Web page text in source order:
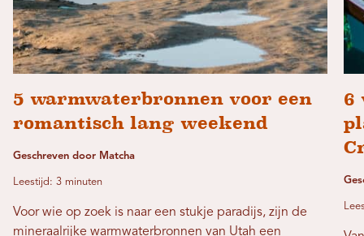
5 warmwaterbronnen voor een
romantisch lang weekend
Geschreven door Matcha
Leestijd: 3 minuten
Voor wie op zoek is naar een stukje paradijs, zijn de
mineraalrijke warmwaterbronnen van Utah een
6